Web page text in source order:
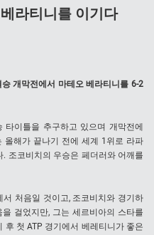
라티니를 이기다
개막전에서 마테오 베라티니를 6-2
이틀을 추구하고 있으며 개막전에
올해가 끝나기 전에 세계 1위로 라파
조코비치의 우승은 페더러와 어깨를
처음일 것이고, 조코비치와 경기하
걸었지만, 그는 세르비아의 스타를
첫 ATP 경기에서 베레티니가 좋은